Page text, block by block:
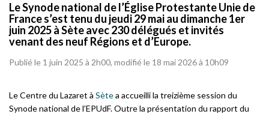
Le Synode national de l’Église Protestante Unie de
France s’est tenu du jeudi 29 mai au dimanche 1er
juin 2025 à Sète avec 230 délégués et invités
venant des neuf Régions et d’Europe.
Publié le 1 juin 2025 à 2h00, modifié le 18 mai 2026 à 10h09
Le Centre du Lazaret à Sètea accueilli la treizième session du
Synode national de l’EPUdF. Outre la présentation du rapport du